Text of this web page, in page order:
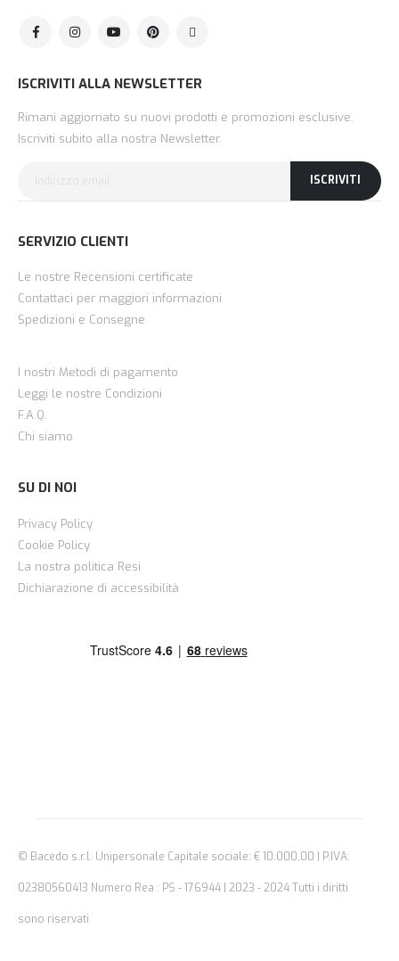
ISCRIVITI ALLA NEWSLETTER
Rimani aggiornato su nuovi prodotti e promozioni esclusive.
Iscriviti subito alla nostra Newsletter.
ISCRIVITI
SERVIZIO CLIENTI
Le nostre Recensioni certificate
Contattaci per maggiori informazioni
Spedizioni e Consegne
I nostri Metodi di pagamento
Leggi le nostre Condizioni
F.A.Q.
Chi siamo
SU DI NOI
Privacy Policy
Cookie Policy
La nostra politica Resi
Dichiarazione di accessibilità
© Bacedo s.r.l. Unipersonale Capitale sociale: € 10.000,00 | P.IVA:
02380560413 Numero Rea : PS - 176944 | 2023 - 2024 Tutti i diritti
sono riservati